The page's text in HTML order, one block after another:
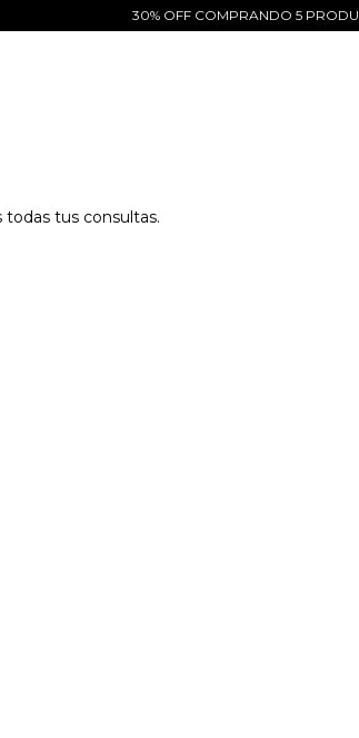
30% OFF COMPRANDO 5
tus consultas.